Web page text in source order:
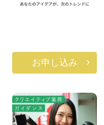
お申し込み